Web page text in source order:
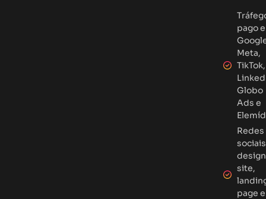
pago
Meta,
TikTok,
Globo
Ads e
Redes
site,
page e